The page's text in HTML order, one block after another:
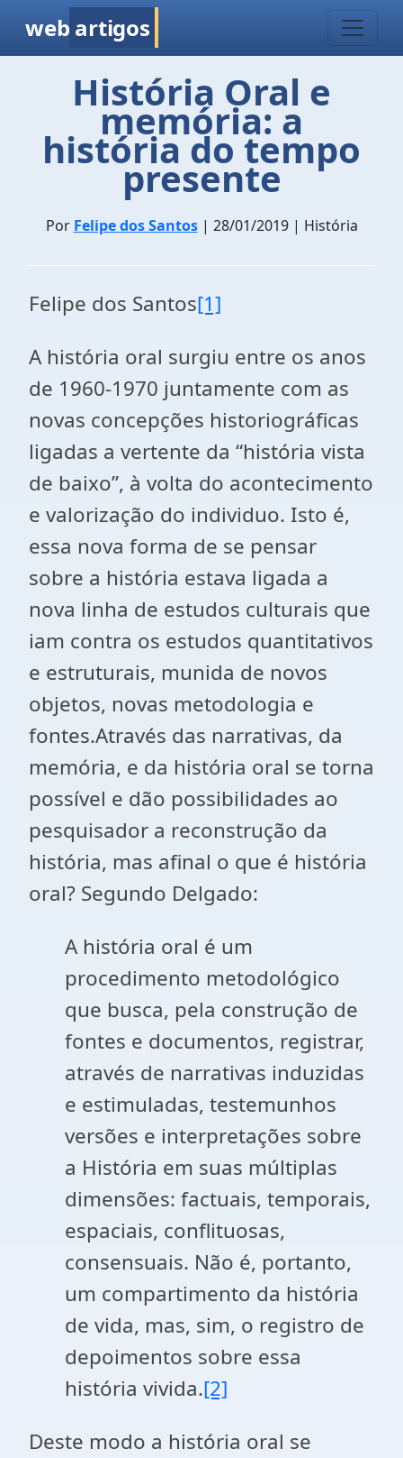
web artigos
História Oral e
memória: a
história do tempo
presente
Por Felipe dos Santos| 28/01/2019 | História
Felipe dos Santos[1]
A história oral surgiu entre os anos
de 1960-1970 juntamente com as
novas concepções historiográficas
ligadas a vertente da “história vista
de baixo”, à volta do acontecimento
e valorização do individuo. Isto é,
essa nova forma de se pensar
sobre a história estava ligada a
nova linha de estudos culturais que
iam contra os estudos quantitativos
e estruturais, munida de novos
objetos, novas metodologia e
fontes.Através das narrativas, da
memória, e da história oral se torna
possível e dão possibilidades ao
pesquisador a reconstrução da
história, mas afinal o que é história
oral? Segundo Delgado:
A história oral é um
procedimento metodológico
que busca, pela construção de
fontes e documentos, registrar,
através de narrativas induzidas
e estimuladas, testemunhos
versões e interpretações sobre
a História em suas múltiplas
dimensões: factuais, temporais,
espaciais, conflituosas,
consensuais. Não é, portanto,
um compartimento da história
de vida, mas, sim, o registro de
depoimentos sobre essa
história vivida.[2]
Deste modo a história oral se